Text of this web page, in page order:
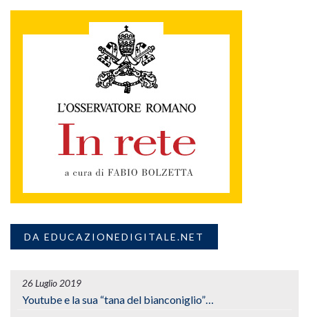
DA EDUCAZIONEDIGITALE.NET
26 Luglio 2019
Youtube e la sua “tana del bianconiglio”…